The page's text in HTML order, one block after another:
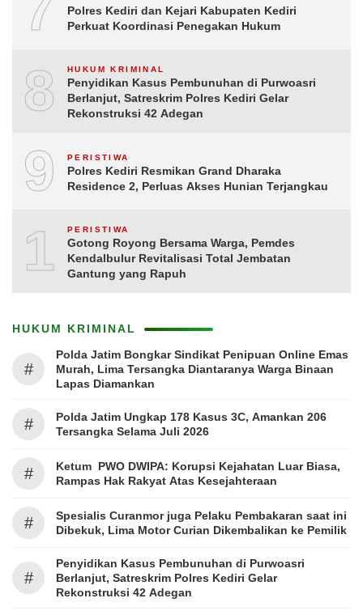
Polres Kediri dan Kejari Kabupaten Kediri
Perkuat Koordinasi Penegakan Hukum
8 HUKUM KRIMINAL
Penyidikan Kasus Pembunuhan di Purwoasri
Berlanjut, Satreskrim Polres Kediri Gelar
Rekonstruksi 42 Adegan
9 PERISTIWA
Polres Kediri Resmikan Grand Dharaka
Residence 2, Perluas Akses Hunian Terjangkau
10PERISTIWA
Gotong Royong Bersama Warga, Pemdes
Kendalbulur Revitalisasi Total Jembatan
Gantung yang Rapuh
HUKUM KRIMINAL
#
Polda Jatim Bongkar Sindikat Penipuan Online Emas
Murah, Lima Tersangka Diantaranya Warga Binaan
Lapas Diamankan
#
Polda Jatim Ungkap 178 Kasus 3C, Amankan 206
Tersangka Selama Juli 2026
#
Ketum PWO DWIPA: Korupsi Kejahatan Luar Biasa,
Rampas Hak Rakyat Atas Kesejahteraan
#
Spesialis Curanmor juga Pelaku Pembakaran saat ini
Dibekuk, Lima Motor Curian Dikembalikan ke Pemilik
#
Penyidikan Kasus Pembunuhan di Purwoasri
Berlanjut, Satreskrim Polres Kediri Gelar
Rekonstruksi 42 Adegan